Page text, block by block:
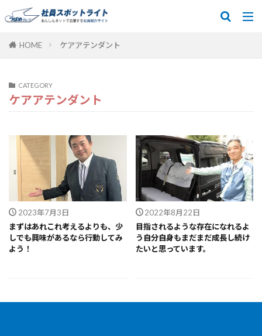
HOME ケアアテンダント
CATEGORY
ケアアテンダント
2023年7月3日
まずはあれこれ考えるよりも、少
しでも興味があるなら行動してみ
よう！
2022年8月22日
目指されるような存在になれるよ
う自分自身もまだまだ成長し続け
たいと思っています。